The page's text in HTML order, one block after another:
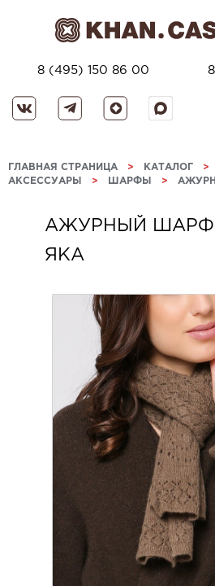
8 (495) 150 86 00
ГЛАВНАЯ СТРАНИЦА > КАТАЛОГ >
АКСЕССУАРЫ > ШАРФЫ >
АЖУРНЫЙ ШАРФ
ЯКА